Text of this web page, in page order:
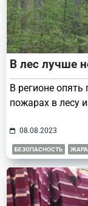
В лес лучше
В регионе
пожарах в лесу
08.08.2023
БЕЗОПАСНОСТЬ ЖАРА